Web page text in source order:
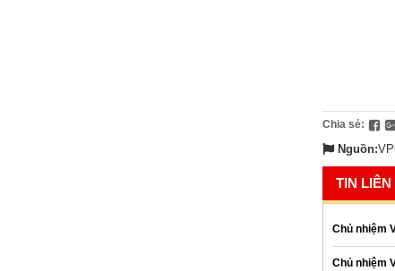
Chia sẻ:
Nguồn:
TIN LIÊN
Chủ nhiệm
Chủ nhiệm